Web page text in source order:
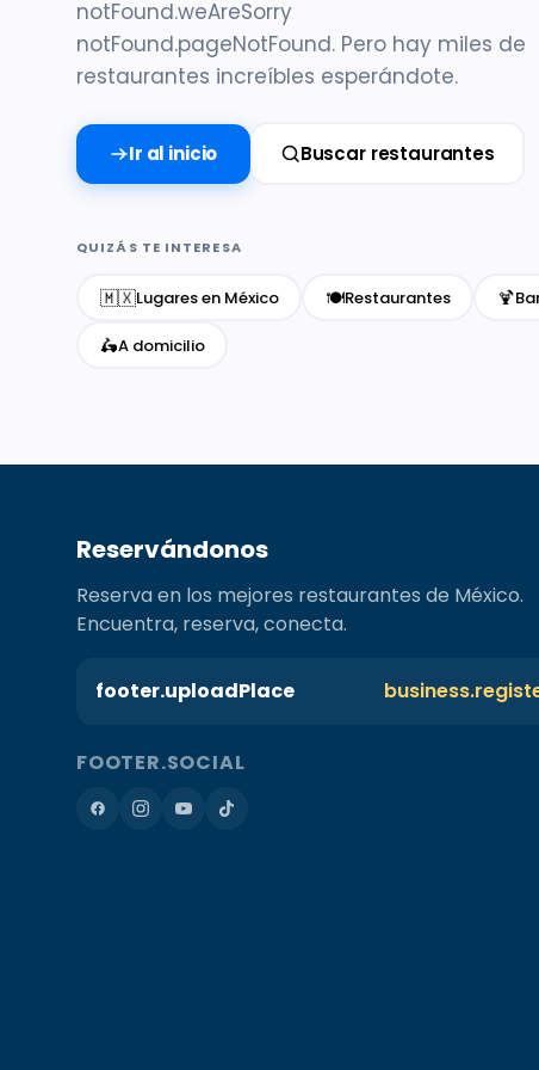
notFound.weAreSorry
notFound.pageNotFound. Pero hay miles de
restaurantes increíbles esperándote.
Ir al inicio Buscar restaurantes
QUIZÁS TE INTERESA
🇲🇽Lugares en México 🍽️Restaurantes 🍹
🛵A domicilio
Reservándonos
Reserva en los mejores restaurantes de México.
Encuentra, reserva, conecta.
footer.uploadPlace
FOOTER.SOCIAL